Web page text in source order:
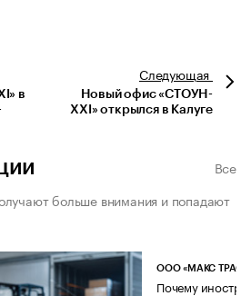
в
Следующая
Новый офис «СТОУН-
XXI» открылся в Калуге
Все
больше внимания и попадают
ООО «МАКС ТРАСТ»
Почему